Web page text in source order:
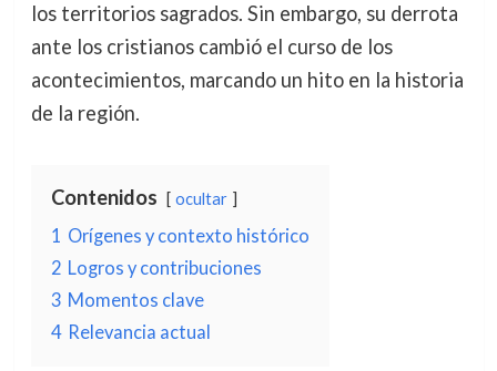
los territorios sagrados. Sin embargo, su derrota
ante los cristianos cambió el curso de los
acontecimientos, marcando un hito en la historia
de la región.
Contenidos ocultar
1 Orígenes y contexto histórico
2 Logros y contribuciones
3 Momentos clave
4 Relevancia actual